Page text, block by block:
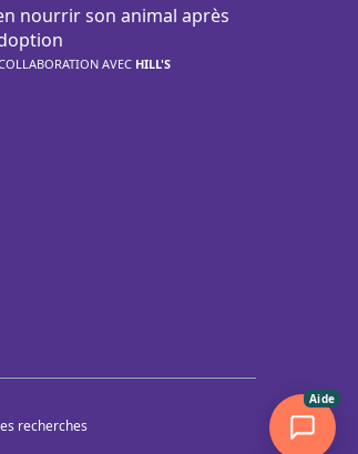
nourrir son animal après
AVEC HILL'S
recherches
Aide